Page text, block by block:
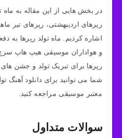
در بخش هایی از این مقاله به ماه
رپرهای اردیبهشتی، رپرهای تیر
اشاره کردیم. ماه تولد رپرها به
و هواداران موسیقی هیپ هاپ
رپرها برای تبریک تولد و جشن های
شما می توانید برای دانلود آهنگ
معتبر موسیقی مراجعه کنید.
سوالات متداول